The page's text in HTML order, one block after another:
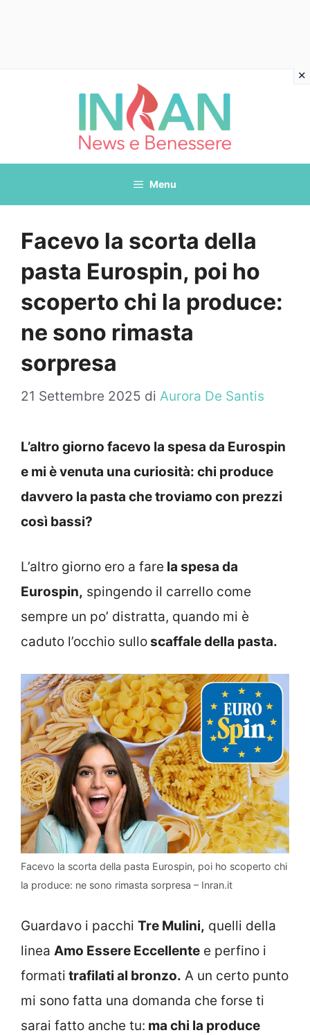
Menu
Facevo la scorta della
pasta Eurospin, poi ho
scoperto chi la produce:
ne sono rimasta
sorpresa
21 Settembre 2025 di Aurora De Santis
L’altro giorno facevo la spesa da Eurospin
e mi è venuta una curiosità: chi produce
davvero la pasta che troviamo con prezzi
così bassi?
L’altro giorno ero a fare la spesa da
Eurospin, spingendo il carrello come
sempre un po’ distratta, quando mi è
caduto l’occhio sulloscaffale della pasta.
Facevo la scorta della pasta Eurospin, poi ho scoperto chi
la produce: ne sono rimasta sorpresa – Inran.it
Guardavo i pacchi Tre Mulini, quelli della
linea Amo Essere Eccellente e perfino i
formati trafilati al bronzo. A un certo punto
mi sono fatta una domanda che forse ti
sarai fatto anche tu: ma chi la produce